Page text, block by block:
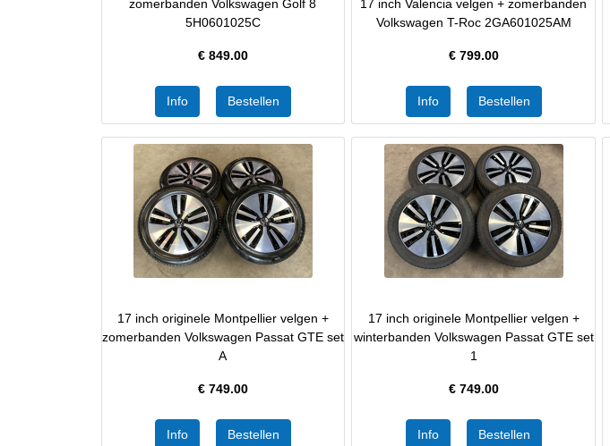
zomerbanden Volkswagen Golf 8
5H0601025C
€ 849.00
17 inch Valencia velgen + zomerbanden
Volkswagen T-Roc 2GA601025AM
€ 799.00
17 inch originele Montpellier velgen +
zomerbanden Volkswagen Passat GTE set
A
€ 749.00
17 inch originele Montpellier velgen +
winterbanden Volkswagen Passat GTE set
1
€ 749.00